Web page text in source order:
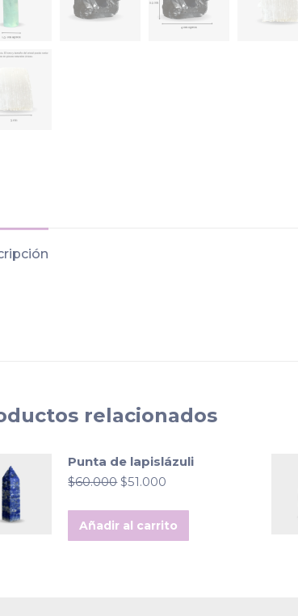
relacionados
Punta de lapislázuli
$60.000El
original
era:
$60.000.
$51.000
actual
es:
$51.000.
Añadir al carrito